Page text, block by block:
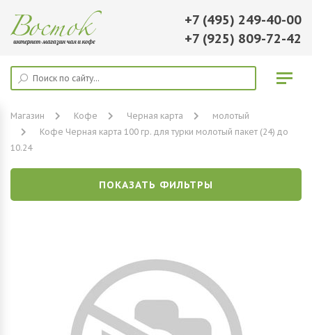
+7 (495) 249-40-00
+7 (925) 809-72-42
Магазин Кофе Черная карта
молотый
Кофе Черная карта 100 гр. для турки молотый пакет (24) до
10.24
ПОКАЗАТЬ ФИЛЬТРЫ